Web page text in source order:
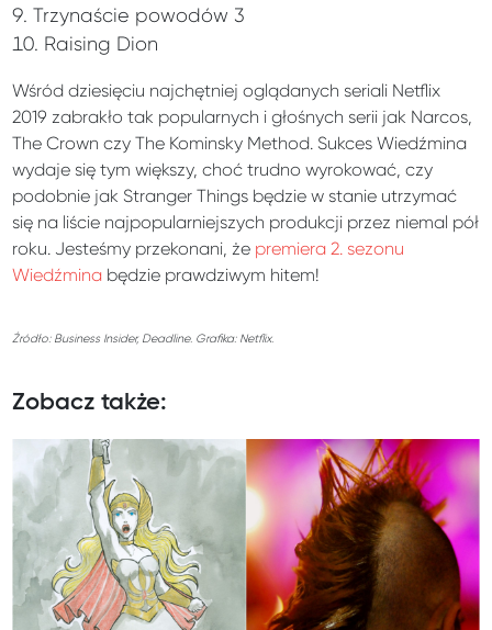
Trzynaście powodów 3
Raising Dion
Wśród dziesięciu najchętniej oglądanych seriali Netflix
2019 zabrakło tak popularnych i głośnych serii jak Narcos,
The Crown czy The Kominsky Method. Sukces Wiedźmina
wydaje się tym większy, choć trudno wyrokować, czy
podobnie jak Stranger Things będzie w stanie utrzymać
się na liście najpopularniejszych produkcji przez niemal pół
roku. Jesteśmy przekonani, że premiera 2. sezonu
Wiedźmina będzie prawdziwym hitem!
Źródło: Business Insider, Deadline. Grafika: Netflix.
Zobacz także: